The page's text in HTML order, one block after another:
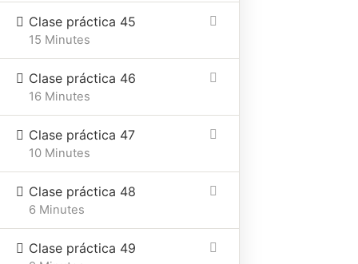
Clase práctica 45
15 Minutes
Clase práctica 46
16 Minutes
Clase práctica 47
10 Minutes
Clase práctica 48
6 Minutes
Clase práctica 49